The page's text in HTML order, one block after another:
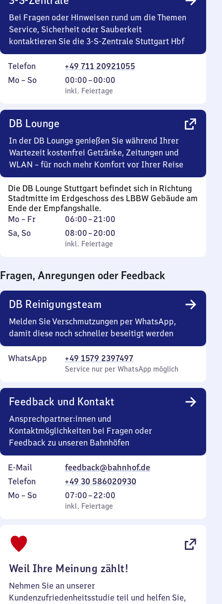
bis
16
Uhr
30
Bei Fragen oder Hinweisen rund um die Themen
Service, Sicherheit oder Sauberkeit
kontaktieren Sie die 3-S-Zentrale Stuttgart Hbf
Telefon
+49 711 20921055
Montag
Mo – So,
inkl. Feiertage
00:00–00:00
Von
0
Uhr
inkl. Feiertage
DB Lounge
In der DB Lounge genießen Sie während Ihrer
Wartezeit kostenfrei Getränke, Zeitungen und
WLAN – für noch mehr Komfort vor Ihrer Reise
Die DB Lounge Stuttgart befindet sich in Richtung
Stadtmitte im Erdgeschoss des LBBW Gebäude am
Ende der Empfangshalle.
Montag
bis
Mo – Fr 06:00–21:00
Von
6
Uhr
Uhr
Samstag
Sa, So,
inkl. Feiertage
08:00–20:00
Von
8
20
Uhr
inkl. Feiertage
Fragen, Anregungen oder Feedback
DB Reinigungsteam
Melden Sie Verschmutzungen per WhatsApp,
damit diese noch schneller beseitigt werden
WhatsApp +49 1579 2397497
Service nur per WhatsApp möglich
Feedback und Kontakt
Ansprechpartner:innen und
Kontaktmöglichkeiten bei Fragen oder
Feedback zu unseren Bahnhöfen
E-Mail
feedback@bahnhof.de
Telefon
+49 30 586020930
Montag
Mo – So,
inkl. Feiertage
07:00–22:00
Von
7
inkl. Feiertage
Weil Ihre Meinung zählt!
Nehmen Sie an unserer
Kundenzufriedenheitsstudie teil und helfen Sie,